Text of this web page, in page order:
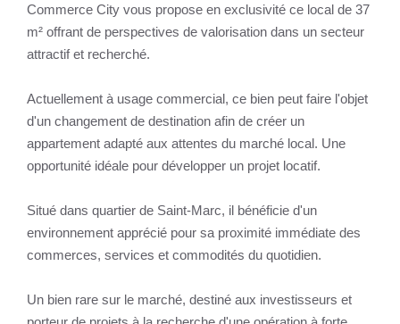
Commerce City vous propose en exclusivité ce local de 37
m² offrant de perspectives de valorisation dans un secteur
attractif et recherché.
Actuellement à usage commercial, ce bien peut faire l'objet
d'un changement de destination afin de créer un
appartement adapté aux attentes du marché local. Une
opportunité idéale pour développer un projet locatif.
Situé dans quartier de Saint-Marc, il bénéficie d'un
environnement apprécié pour sa proximité immédiate des
commerces, services et commodités du quotidien.
Un bien rare sur le marché, destiné aux investisseurs et